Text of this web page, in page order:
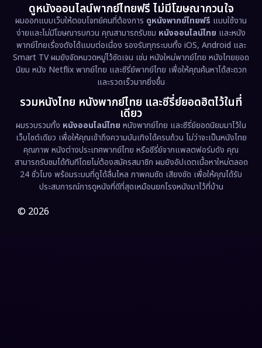
Emotional (61)
Epic มหากาพย์ (219)
Erotic (36)
Family ครอบครัว (366)
Fantasy จินตนาการ (327)
Fiction (9)
Film (57)
Gothic
ดูหนังออนไลน์พากย์ไทยฟรี ไม่มีโฆษณากวนใจ
ผมออกแบบเว็บให้ตอบโจทย์คนที่ต้องการ ดูหนังพากย์ไทยฟรี แบบใช้งาน
ง่ายและไม่มีโฆษณารบกวน คุณสามารถรับชม หนังออนไลน์ไทย และหนัง
พากย์ไทยเรื่องดังได้แบบต่อเนื่อง รองรับทุกระบบทั้ง iOS, Android และ
Smart TV ผมยังจัดหมวดหมู่ไว้ชัดเจน เช่น หนังใหม่พากย์ไทย หนังไทยยอด
นิยม หนัง Netflix พากย์ไทย และซีรี่ย์พากย์ไทย เพื่อให้คุณค้นหาได้สะดวก
และรวดเร็วมากยิ่งขึ้น
รวมหนังไทย หนังพากย์ไทย และซีรี่ย์ยอดฮิตไว้ในที่
เดียว
ผมรวบรวมทั้ง หนังออนไลน์ไทย หนังพากย์ไทย และซีรี่ย์ยอดนิยมมาไว้ใน
เว็บไซต์เดียว เพื่อให้คุณเข้าถึงความบันเทิงได้ครบถ้วน ไม่ว่าจะเป็นหนังไทย
คุณภาพ หนังต่างประเทศพากย์ไทย หรือซีรี่ย์จากแพลตฟอร์มดัง คุณ
สามารถรับชมได้ทันทีโดยไม่ต้องสมัครสมาชิก ผมยังอัปเดตเนื้อหาใหม่ตลอด
24 ชั่วโมง พร้อมระบบที่ดูได้ลื่นไหล ภาพคมชัด เสียงชัด เพื่อให้คุณได้รับ
ประสบการณ์การดูหนังที่ดีที่สุดเหมือนยกโรงหนังมาไว้ที่บ้าน
© 2026